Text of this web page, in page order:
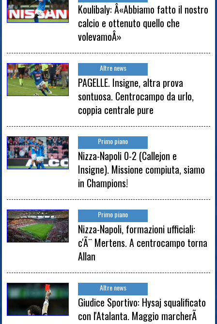
Koulibaly: Â«Abbiamo fatto il nostro
calcio e ottenuto quello che
volevamoÂ»
Altre news
PAGELLE. Insigne, altra prova
sontuosa. Centrocampo da urlo,
coppia centrale pure
Primo piano
Nizza-Napoli 0-2 (Callejon e
Insigne). Missione compiuta, siamo
in Champions!
Primo piano
Nizza-Napoli, formazioni ufficiali:
c'Ã¨ Mertens. A centrocampo torna
Allan
Altre news
Giudice Sportivo: Hysaj squalificato
con l'Atalanta. Maggio marcherÃ